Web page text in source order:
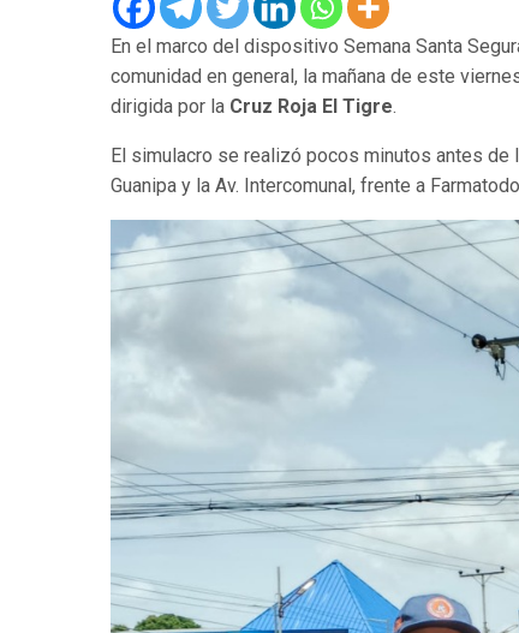
En el marco del dispositivo Semana Santa
comunidad en general, la mañana de este
dirigida por la Cruz Roja El Tigre.
El simulacro se realizó pocos minutos antes de
Guanipa y la Av. Intercomunal, frente a